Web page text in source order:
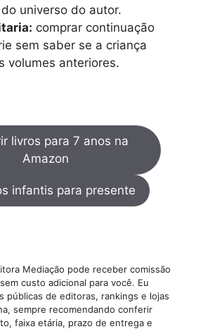
universo do autor.
comprar continuação
sem saber se a criança
volumes anteriores.
livros para 7 anos na
Amazon
infantis para presente
Mediação pode receber comissão
custo adicional para você. Eu
públicas de editoras, rankings e lojas
sempre recomendando conferir
faixa etária, prazo de entrega e